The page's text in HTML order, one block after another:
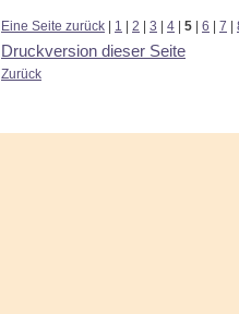
Eine Seite zurück 1 2 3 4 5 6 7
Druckversion dieser Seite
Zurück